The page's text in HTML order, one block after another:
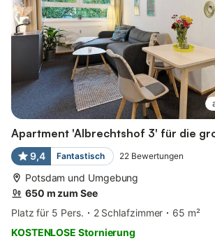
Apartment 'Albrechtshof 3' für die
9,4 Fantastisch 22 Bewertungen
Potsdam und Umgebung
650 m zum See
Platz für 5 Pers.
2 Schlafzimmer
65 m²
KOSTENLOSE Stornierung